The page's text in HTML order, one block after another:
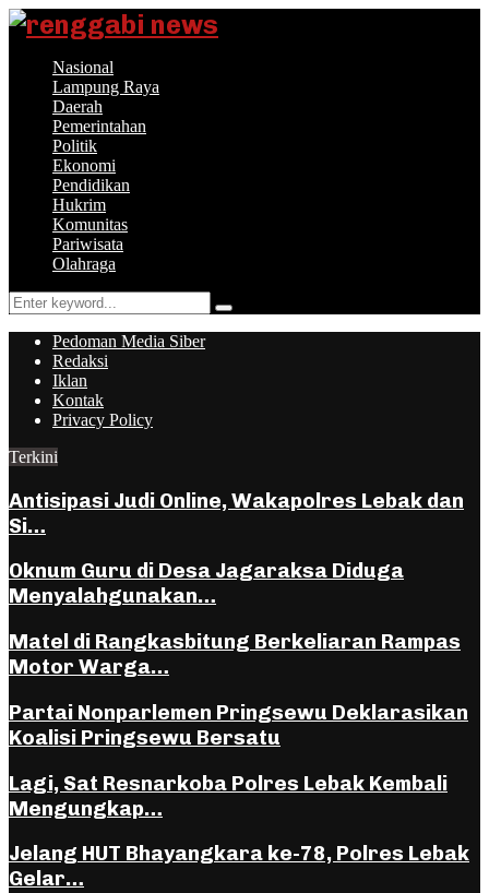
Nasional
Lampung Raya
Daerah
Pemerintahan
Politik
Ekonomi
Pendidikan
Hukrim
Komunitas
Pariwisata
Olahraga
Search
for:
Search
Pedoman Media Siber
Redaksi
Iklan
Kontak
Privacy Policy
Terkini
Antisipasi Judi Online, Wakapolres Lebak dan
Si…
Oknum Guru di Desa Jagaraksa Diduga
Menyalahgunakan…
Matel di Rangkasbitung Berkeliaran Rampas
Motor Warga…
Partai Nonparlemen Pringsewu Deklarasikan
Koalisi Pringsewu Bersatu
Lagi, Sat Resnarkoba Polres Lebak Kembali
Mengungkap…
Jelang HUT Bhayangkara ke-78, Polres Lebak
Gelar…